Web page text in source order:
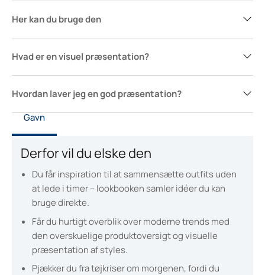
Her kan du bruge den
Hvad er en visuel præsentation?
Hvordan laver jeg en god præsentation?
Gavn
Derfor vil du elske den
Du får inspiration til at sammensætte outfits uden
at lede i timer – lookbooken samler idéer du kan
bruge direkte.
Får du hurtigt overblik over moderne trends med
den overskuelige produktoversigt og visuelle
præsentation af styles.
Pjækker du fra tøjkriser om morgenen, fordi du